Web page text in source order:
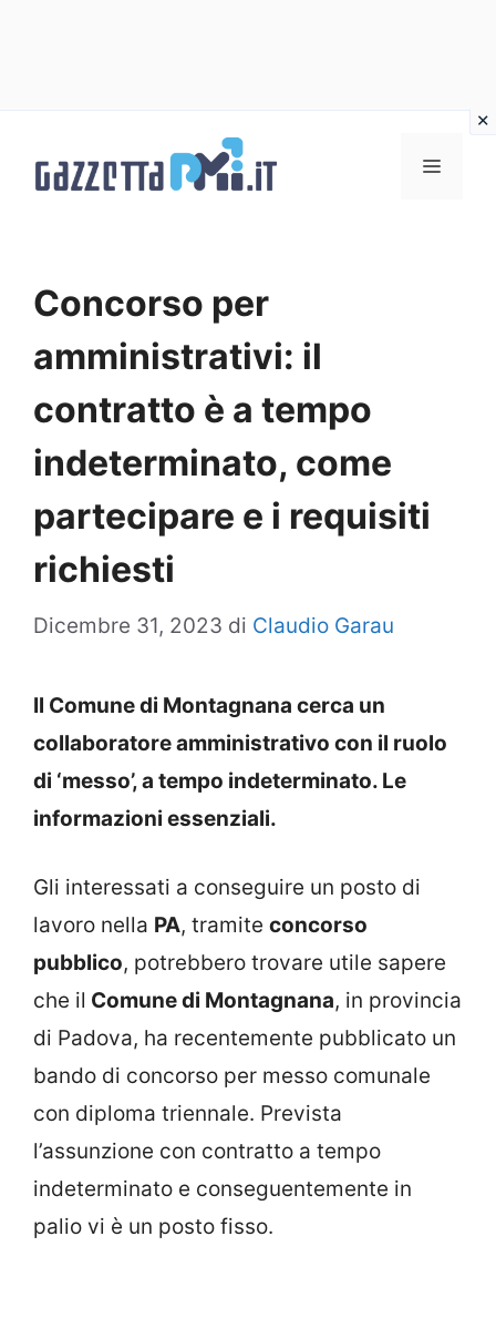
Menu
Concorso per
amministrativi: il
contratto è a tempo
indeterminato, come
partecipare e i requisiti
richiesti
Dicembre 31, 2023 di Claudio Garau
Il Comune di Montagnana cerca un
collaboratore amministrativo con il ruolo
di ‘messo’, a tempo indeterminato. Le
informazioni essenziali.
Gli interessati a conseguire un posto di
lavoro nella PA, tramite concorso
pubblico, potrebbero trovare utile sapere
che il Comune di Montagnana, in provincia
di Padova, ha recentemente pubblicato un
bando di concorso per messo comunale
con diploma triennale. Prevista
l’assunzione con contratto a tempo
indeterminato e conseguentemente in
palio vi è un posto fisso.